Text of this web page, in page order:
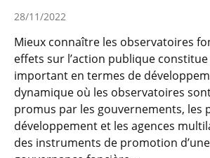
28/11/2022
Mieux connaître les observatoires
effets sur l’action publique
important en termes de
dynamique où les observatoires
promus par les gouvernements, les
développement et les agences
des instruments de promotion